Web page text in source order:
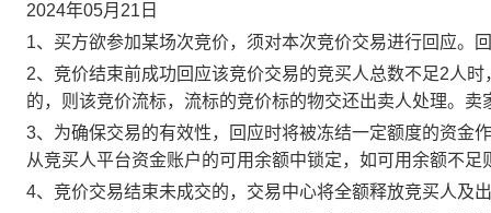
2024年05月21日
1、买方欲参加某场次竞价，须对本次竞价交易进行回应。
2、竞价结束前成功回应该竞价交易的竞买人总数不足2人
的，则该竞价流标，流标的竞价标的物交还出卖人处理。
3、为确保交易的有效性，回应时将被冻结一定额度的资金
从竞买人平台资金账户的可用余额中锁定，如可用余额不足
4、竞价交易结束未成交的，交易中心将全额释放竞买人及